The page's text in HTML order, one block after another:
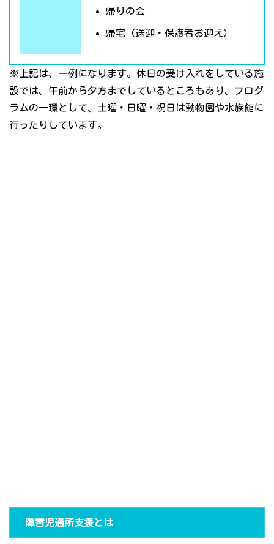
帰りの会
帰宅（送迎・保護者お迎え）
※上記は、一例になります。休日の受け入れをしている施
設では、午前から夕方までしているところもあり、プログ
ラムの一環として、土曜・日曜・祝日は動物園や水族館に
行ったりしています。
障害児通所支援とは